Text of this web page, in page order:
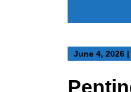
June 4, 2026 |